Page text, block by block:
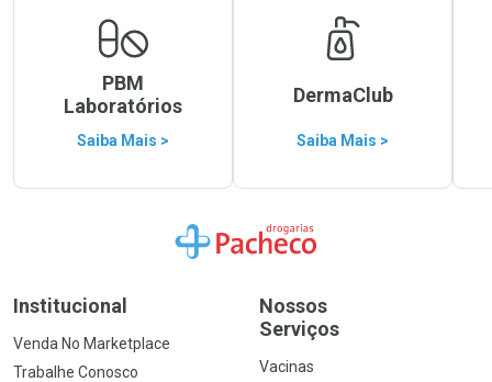
PBM
Laboratórios
Saiba Mais >
DermaClub
Saiba Mais >
Ir para a Home
Institucional
Venda No Marketplace
Trabalhe Conosco
Nossos
Serviços
Vacinas